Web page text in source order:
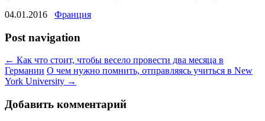
04.01.2016 Франция
Post navigation
← Как что стоит, чтобы весело провести два месяца в
Германии О чем нужно помнить, отправляясь учиться в New
York University →
Добавить комментарий